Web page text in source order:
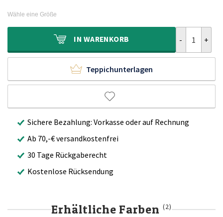
Wähle eine Größe
IN WARENKORB
Teppichunterlagen
Sichere Bezahlung: Vorkasse oder auf Rechnung
Ab 70,-€ versandkostenfrei
30 Tage Rückgaberecht
Kostenlose Rücksendung
Erhältliche Farben(2)